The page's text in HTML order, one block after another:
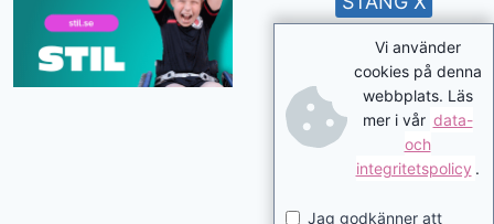
Vi använder
cookies på denna
webbplats. Läs
mer i vår data-
och
integritetspolicy .
Jag godkänner att